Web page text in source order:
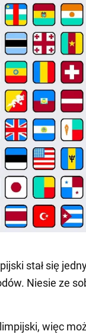
stał się
Niesie ze
więc